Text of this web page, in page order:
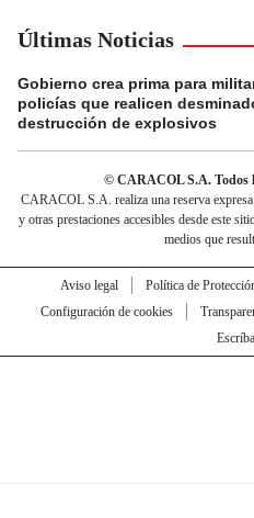
Últimas Noticias
Gobierno crea prima para
policías que realicen
destrucción de explosivos
© CARACOL S.A. Todos
CARACOL S.A. realiza una reserva
y otras prestaciones accesibles desde este
medios que
Aviso legal Política de
Configuración de cookies